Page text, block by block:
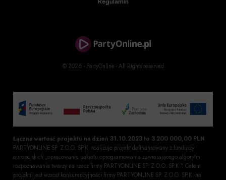
© 2026 - PartyOnline - All Rights reserved
Łączna wartość projektu na dzień 31.10.2023 to 3 200 000,00 PLN
PARTYONLINE SP. Z O.O. SP.K. realizuje projekt dofinansowany z funduszy
europejskich „opracowanie pakietu oprogramowania zawierającego algorytm
rozpoznawania twarzy na rzecz firmy PARTYONLINE SP. Z O.O. SP.K.”. Celem
projektu jest wzrost konkurencyjności firmy PARTYONLINE SP. Z O.O. SP.K. na